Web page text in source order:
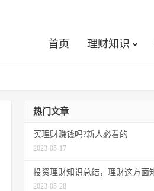
首页 理财知识
热门文章
买理财赚钱吗?新人必看的
2023-05-17
投资理财知识总结，理财这方面
2023-05-28